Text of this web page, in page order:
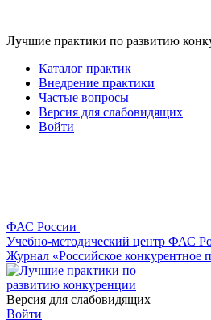
Лучшие практики по развитию
Каталог практик
Внедрение практики
Частые вопросы
Версия для слабовидящих
Войти
ФАС России
Учебно-методический центр ФАС
Журнал «Российское конкурентное
Версия для слабовидящих
Войти